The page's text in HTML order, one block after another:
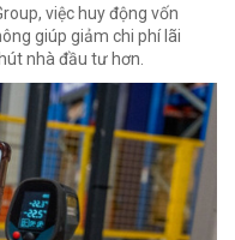
việc huy động vốn
giúp giảm chi phí lãi
nhà đầu tư hơn.